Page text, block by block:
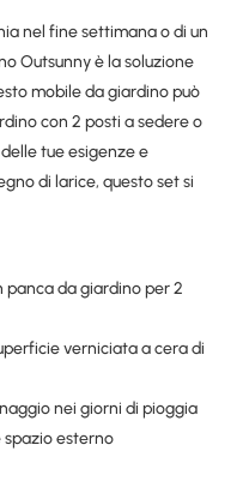
nel fine settimana o di un
Outsunny è la soluzione
mobile da giardino può
con 2 posti a sedere o
tue esigenze e
di larice, questo set si
panca da giardino per 2
verniciata a cera di
nei giorni di pioggia
spazio esterno